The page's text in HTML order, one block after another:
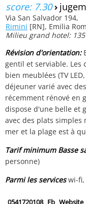
score: 7.30›
Via San Salvador 194,
Rimini [RN], Emilia
Milieu grand hotel:
Révision d'orientation:
gentil et serviable. Les
bien meublées (TV
déjeuner varié avec
récemment rénové en
dispose d'une belle et
avec des plats simples
mer et la plage est à
Tarif minimum Basse
personne)
Parmi les serviceswi-fi,
0541720108 Fb Website